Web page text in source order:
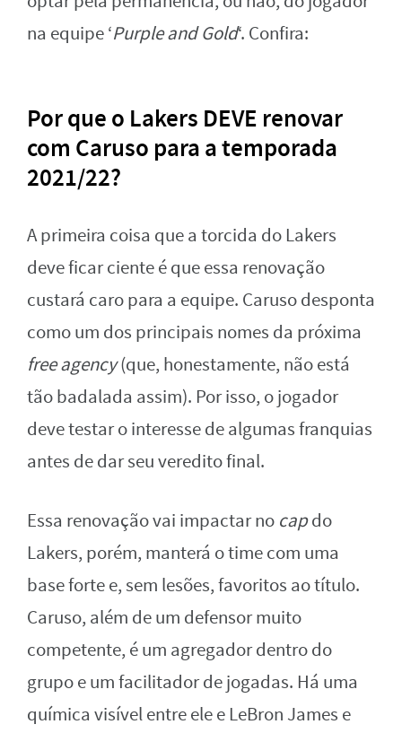
na equipe ‘Purple and Gold‘. Confira:
Por que o Lakers DEVE renovar
com Caruso para a temporada
2021/22?
A primeira coisa que a torcida do Lakers
deve ficar ciente é que essa renovação
custará caro para a equipe. Caruso desponta
como um dos principais nomes da próxima
free agency(que, honestamente, não está
tão badalada assim). Por isso, o jogador
deve testar o interesse de algumas franquias
antes de dar seu veredito final.
Essa renovação vai impactar no capdo
Lakers, porém, manterá o time com uma
base forte e, sem lesões, favoritos ao título.
Caruso, além de um defensor muito
competente, é um agregador dentro do
grupo e um facilitador de jogadas. Há uma
química visível entre ele e LeBron James e